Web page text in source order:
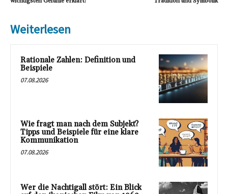
Weiterlesen
Rationale Zahlen: Definition und
Beispiele
07.08.2026
Wie fragt man nach dem Subjekt?
Tipps und Beispiele für eine klare
Kommunikation
07.08.2026
Wer die Nachtigall stört: Ein Blick